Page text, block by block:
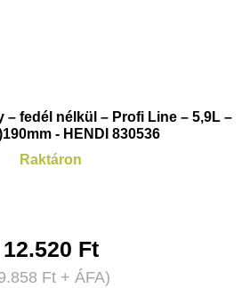
– fedél nélkül – Profi Line – 5,9L –
- HENDI 830536
Raktáron
12.520 Ft
Ft+ ÁFA)